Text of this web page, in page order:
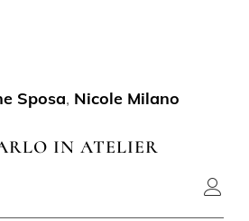
Sposa, Nicole Milano
IN ATELIER